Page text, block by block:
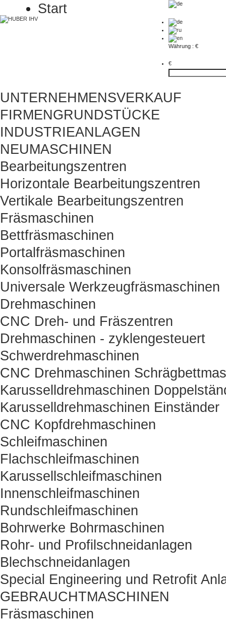
Währung : €
€
Start
UNTERNEHMENSVERKAUF
FIRMENGRUNDSTÜCKE
INDUSTRIEANLAGEN
NEUMASCHINEN
Bearbeitungszentren
Horizontale Bearbeitungszentren
Vertikale Bearbeitungszentren
Fräsmaschinen
Bettfräsmaschinen
Portalfräsmaschinen
Konsolfräsmaschinen
Universale Werkzeugfräsmaschinen
Drehmaschinen
CNC Dreh- und Fräszentren
Drehmaschinen - zyklengesteuert
Schwerdrehmaschinen
CNC Drehmaschinen
Karusselldrehmaschinen
Karusselldrehmaschinen Einständer
CNC Kopfdrehmaschinen
Schleifmaschinen
Flachschleifmaschinen
Karussellschleifmaschinen
Innenschleifmaschinen
Rundschleifmaschinen
Bohrwerke Bohrmaschinen
Rohr- und Profilschneidanlagen
Blechschneidanlagen
Special Engineering und Retrofit
GEBRAUCHTMASCHINEN
Fräsmaschinen